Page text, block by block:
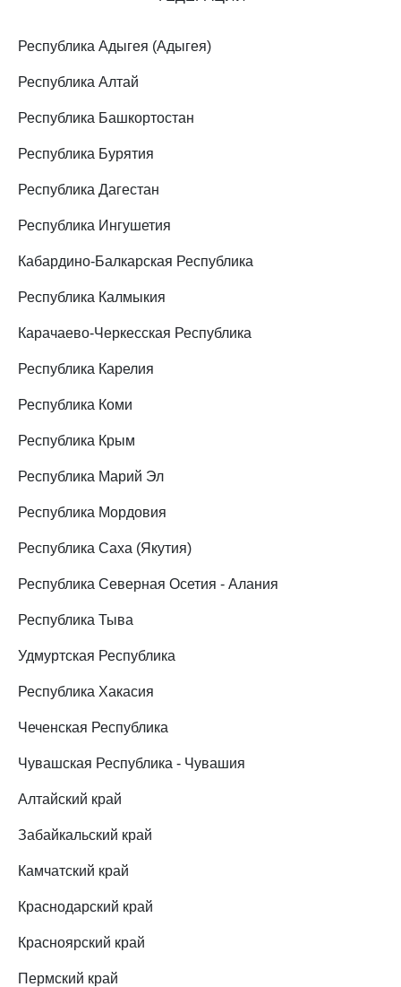
Республика Адыгея (Адыгея)
Республика Алтай
Республика Башкортостан
Республика Бурятия
Республика Дагестан
Республика Ингушетия
Кабардино-Балкарская Республика
Республика Калмыкия
Карачаево-Черкесская Республика
Республика Карелия
Республика Коми
Республика Крым
Республика Марий Эл
Республика Мордовия
Республика Саха (Якутия)
Республика Северная Осетия - Алания
Республика Тыва
Удмуртская Республика
Республика Хакасия
Чеченская Республика
Чувашская Республика - Чувашия
Алтайский край
Забайкальский край
Камчатский край
Краснодарский край
Красноярский край
Пермский край